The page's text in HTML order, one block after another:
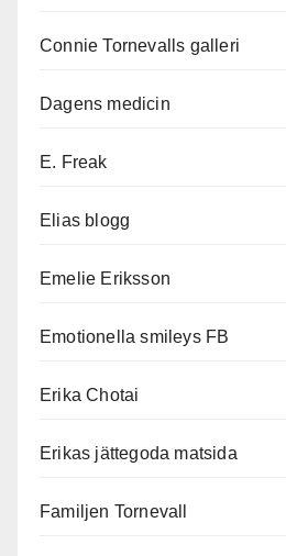
Connie Tornevalls galleri
Dagens medicin
E. Freak
Elias blogg
Emelie Eriksson
Emotionella smileys FB
Erika Chotai
Erikas jättegoda matsida
Familjen Tornevall